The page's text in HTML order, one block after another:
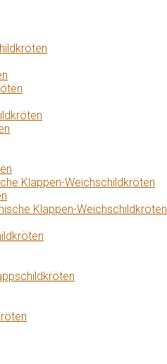
Klappen-Weichschildkröten
Klappen-Weichschildkröten